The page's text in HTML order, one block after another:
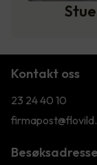
Stue
Kontakt oss
23 24 40 10
Besøksadresse